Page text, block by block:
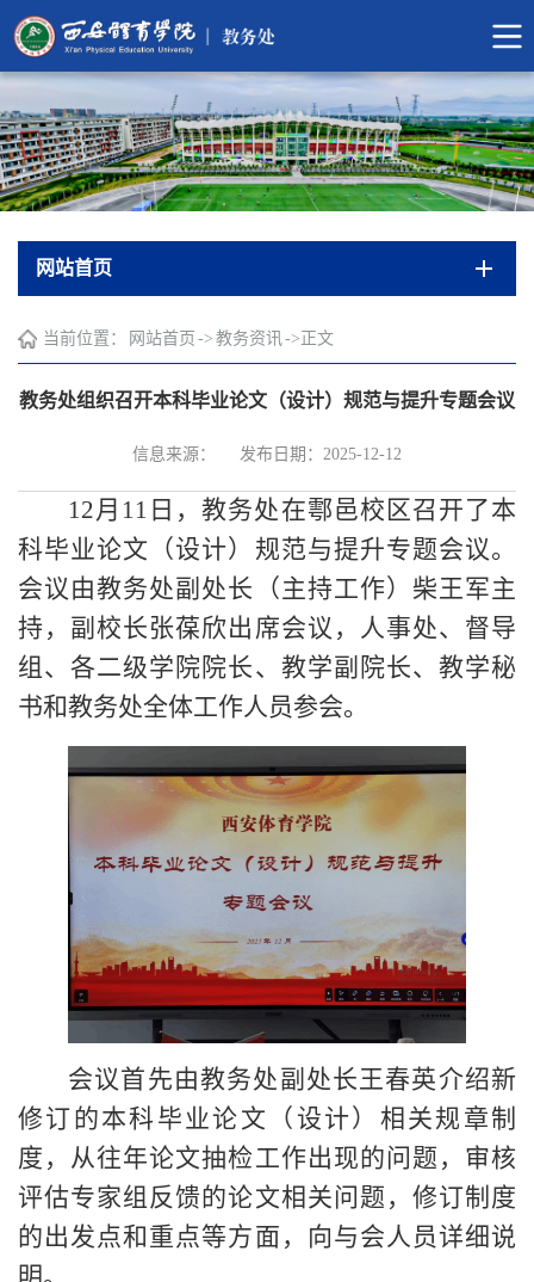
网站首页
当前位置： 网站首页 -> 教务资讯 ->正文
教务处组织召开本科毕业论文（设计）规范与提升专题会议
信息来源： 发布日期：2025-12-12
12月11日，教务处在鄠邑校区召开了本
科毕业论文（设计）规范与提升专题会议。
会议由教务处副处长（主持工作）柴王军主
持，副校长张葆欣出席会议，人事处、督导
组、各二级学院院长、教学副院长、教学秘
书和教务处全体工作人员参会。
会议首先由教务处副处长王春英介绍新
修订的本科毕业论文（设计）相关规章制
度，从往年论文抽检工作出现的问题，审核
评估专家组反馈的论文相关问题，修订制度
的出发点和重点等方面，向与会人员详细说
明。